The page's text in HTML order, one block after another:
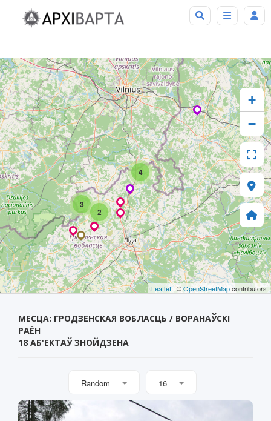
4
2
3
+
−
Leaflet | ©OpenStreetMapcontributors
МЕСЦА: ГРОДЗЕНСКАЯ ВОБЛАСЦЬ / ВОРАНАЎСКІ
РАЁН
18 АБ'ЕКТАЎ ЗНОЙДЗЕНА
Random 16